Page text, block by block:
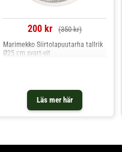
200 kr (350 kr)
Läs mer här
Marimekko Siirtolapuutarha tallrik
Ø25 cm svart-vit